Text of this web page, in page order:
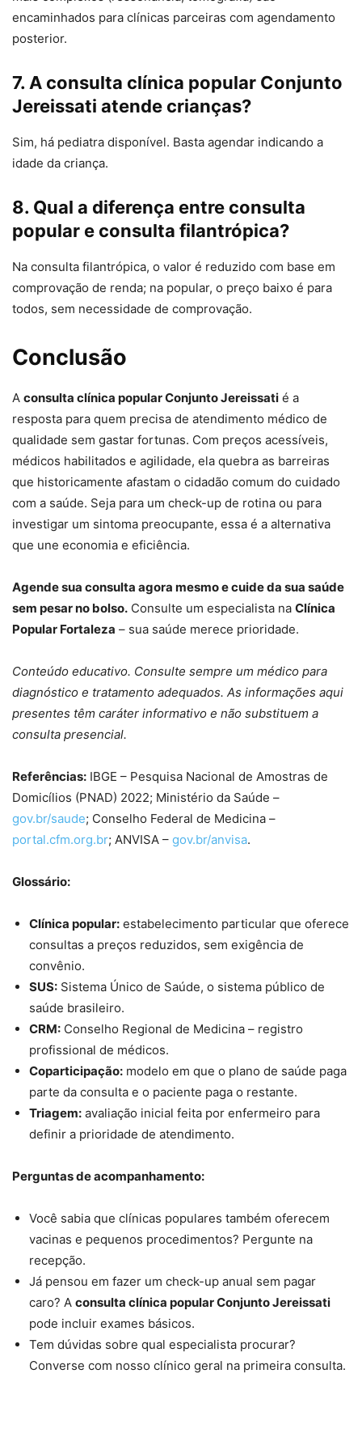
encaminhados para clínicas parceiras com agendamento
posterior.
7. A consulta clínica popular Conjunto
Jereissati atende crianças?
Sim, há pediatra disponível. Basta agendar indicando a
idade da criança.
8. Qual a diferença entre consulta
popular e consulta filantrópica?
Na consulta filantrópica, o valor é reduzido com base em
comprovação de renda; na popular, o preço baixo é para
todos, sem necessidade de comprovação.
Conclusão
A consulta clínica popular Conjunto Jereissati é a
resposta para quem precisa de atendimento médico de
qualidade sem gastar fortunas. Com preços acessíveis,
médicos habilitados e agilidade, ela quebra as barreiras
que historicamente afastam o cidadão comum do cuidado
com a saúde. Seja para um check-up de rotina ou para
investigar um sintoma preocupante, essa é a alternativa
que une economia e eficiência.
Agende sua consulta agora mesmo e cuide da sua saúde
sem pesar no bolso. Consulte um especialista na Clínica
Popular Fortaleza – sua saúde merece prioridade.
Conteúdo educativo. Consulte sempre um médico para
diagnóstico e tratamento adequados. As informações aqui
presentes têm caráter informativo e não substituem a
consulta presencial.
Referências: IBGE – Pesquisa Nacional de Amostras de
Domicílios (PNAD) 2022; Ministério da Saúde –
gov.br/saude; Conselho Federal de Medicina –
portal.cfm.org.br; ANVISA – gov.br/anvisa.
Glossário:
Clínica popular: estabelecimento particular que oferece
consultas a preços reduzidos, sem exigência de
convênio.
SUS: Sistema Único de Saúde, o sistema público de
saúde brasileiro.
CRM: Conselho Regional de Medicina – registro
profissional de médicos.
Coparticipação: modelo em que o plano de saúde paga
parte da consulta e o paciente paga o restante.
Triagem: avaliação inicial feita por enfermeiro para
definir a prioridade de atendimento.
Perguntas de acompanhamento:
Você sabia que clínicas populares também oferecem
vacinas e pequenos procedimentos? Pergunte na
recepção.
Já pensou em fazer um check-up anual sem pagar
caro? A consulta clínica popular Conjunto Jereissati
pode incluir exames básicos.
Tem dúvidas sobre qual especialista procurar?
Converse com nosso clínico geral na primeira consulta.